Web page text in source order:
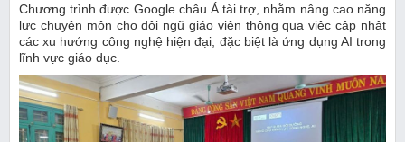
Chương trình được Google châu Á tài trợ, nhằm nâng cao năng
lực chuyên môn cho đội ngũ giáo viên thông qua việc cập nhật
các xu hướng công nghệ hiện đại, đặc biệt là ứng dụng AI trong
lĩnh vực giáo dục.